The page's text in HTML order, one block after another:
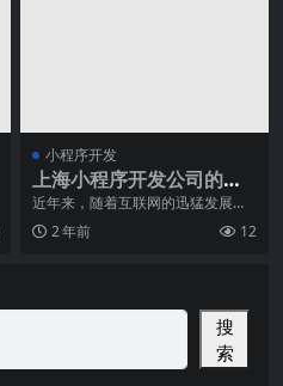
小程序开发
上海小程序开发公司的客
户口碑和满意度
近年来，随着互联网的迅猛发展，
小程序已经成为了各个行业的热门
选择，而对于上海的企
2 年前 12
搜
索